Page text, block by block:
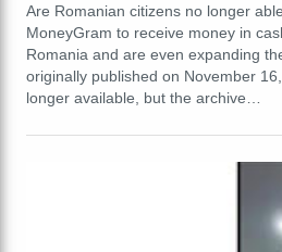
Are Romanian citizens no longer
MoneyGram to receive money in
Romania and are even expanding
originally published on November
longer available, but the archive…